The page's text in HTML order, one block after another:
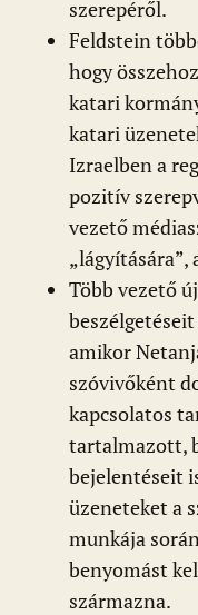
szerepéről.
Feldstein
hogy
katari
katari
Izraelben a
pozitív
vezető
Több vezető
amikor
szóvivőként
kapcsolatos
tartalmazott,
bejelentéseit
üzeneteket a
munkája
benyomást
származna.